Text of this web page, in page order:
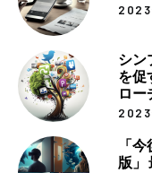
2023
シン
を促
ロー
2023
「
版」